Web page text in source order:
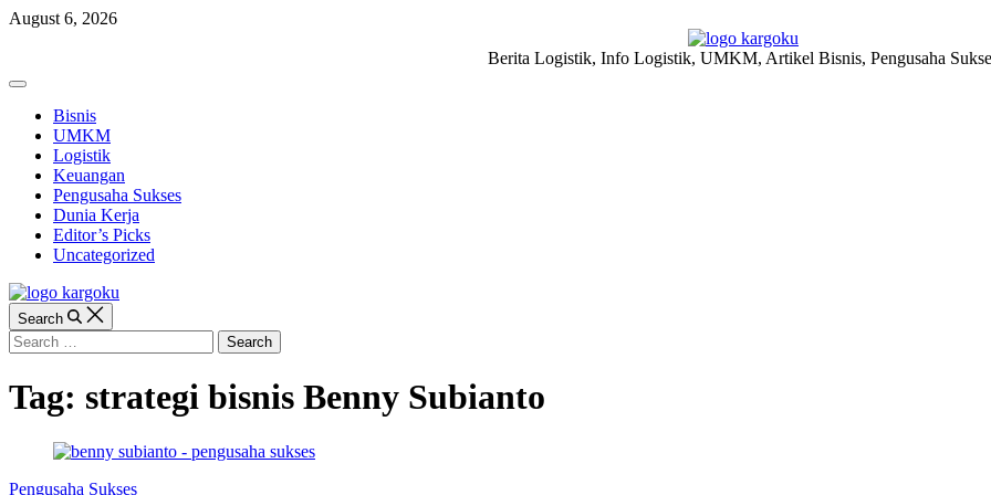
Skip
August 6, 2026
Berita Logistik, Info Logistik, UMKM, Artikel Bisnis, Pengusaha
Off
CanvasBisnis
UMKM
Logistik
Keuangan
Pengusaha Sukses
Dunia Kerja
Editor’s Picks
Uncategorized
Search
Search
for:
Tag: strategi bisnis Benny Subianto
Categories
Pengusaha Sukses